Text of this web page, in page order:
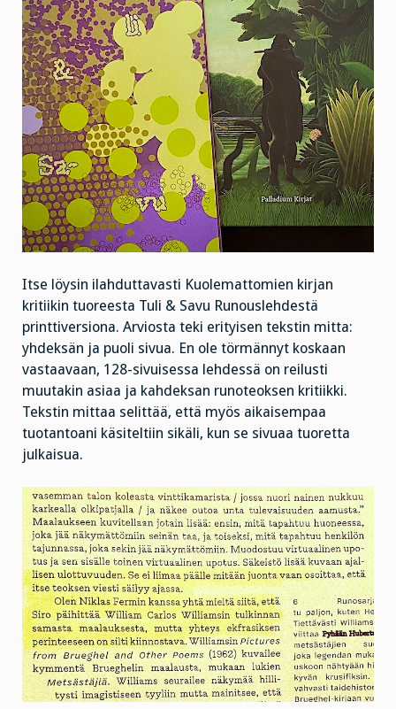
Itse löysin ilahduttavasti Kuolemattomien kirjan
kritiikin tuoreesta Tuli & Savu Runouslehdestä
printtiversiona. Arviosta teki erityisen tekstin mitta:
yhdeksän ja puoli sivua. En ole törmännyt koskaan
vastaavaan, 128-sivuisessa lehdessä on reilusti
muutakin asiaa ja kahdeksan runoteoksen kritiikki.
Tekstin mittaa selittää, että myös aikaisempaa
tuotantoani käsiteltiin sikäli, kun se sivuaa tuoretta
julkaisua.